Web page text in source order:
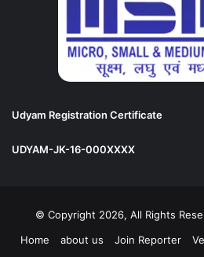
Udyam Registration Certificate
UDYAM-JK-16-000XXXX
© Copyright 2026, All Rights
Home
about us Join Reporter